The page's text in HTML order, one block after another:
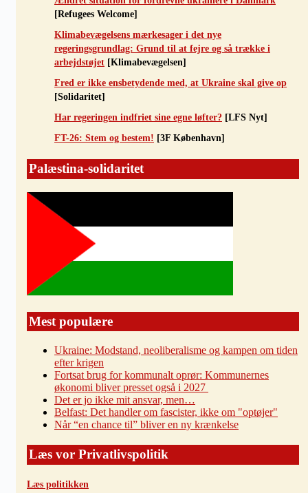
[Refugees Welcome]
Klimabevægelsens mærkesager i det nye
regeringsgrundlag: Grund til at fejre og så trække i
arbejdstøjet [Klimabevægelsen]
Fred er ikke ensbetydende med, at Ukraine skal give op
[Solidaritet]
Har regeringen indfriet sine egne løfter? [LFS Nyt]
FT-26: Stem og bestem! [3F København]
Palæstina-solidaritet
Mest populære
Ukraine: Modstand, neoliberalisme og kampen om tiden
efter krigen
Fortsat brug for kommunalt oprør: Kommunernes
økonomi bliver presset også i 2027
Det er jo ikke mit ansvar, men…
Belfast: Det handler om fascister, ikke om "optøjer"
Når “en chance til” bliver en ny krænkelse
Læs vor Privatlivspolitik
Læs politikken